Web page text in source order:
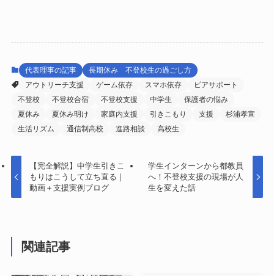
代表理事の記事
長期休み 不登校生の過ごし方
アウトリーチ支援
ゲーム依存 スマホ依存
ピアサポート
不登校
不登校合宿 不登校支援 中学生
保護者の悩み
夏休み
夏休み明け 家庭内支援 引きこもり 支援
杉浦孝宣
生活リズム
通信制高校 進路相談 高校生
【完全解説】中学生引きこ
もりはこうして立ち直る｜
動画＋支援実例ブログ
学生インターンから都教員
へ！不登校支援の現場が人
生を変えた話
関連記事